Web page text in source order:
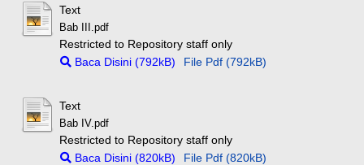
Text
Bab III.pdf
Restricted to Repository staff only
Baca Disini (792kB)
File Pdf (792kB)
Text
Bab IV.pdf
Restricted to Repository staff only
Baca Disini (820kB)
File Pdf (820kB)